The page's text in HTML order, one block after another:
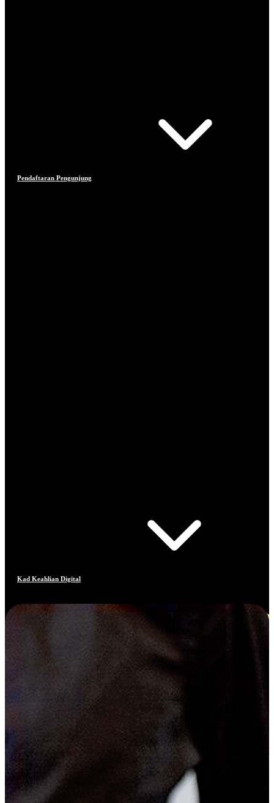
Pendaftaran Pengunjung
Kad Keahlian Digital